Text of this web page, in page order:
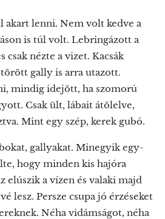
akart lenni. Nem volt kedve a
is túl volt. Lebringázott a
nézte a vizet. Kacsák
gally is arra utazott.
mindig idejött, ha szomorú
Csak ült, lábait átölelve,
Mint egy szép, kerek gubó.
gallyakat. Minegyik egy-
hogy minden kis hajóra
elúszik a vízen és valaki majd
lesz. Persze csupa jó érzéseket
Néha vidámságot, néha